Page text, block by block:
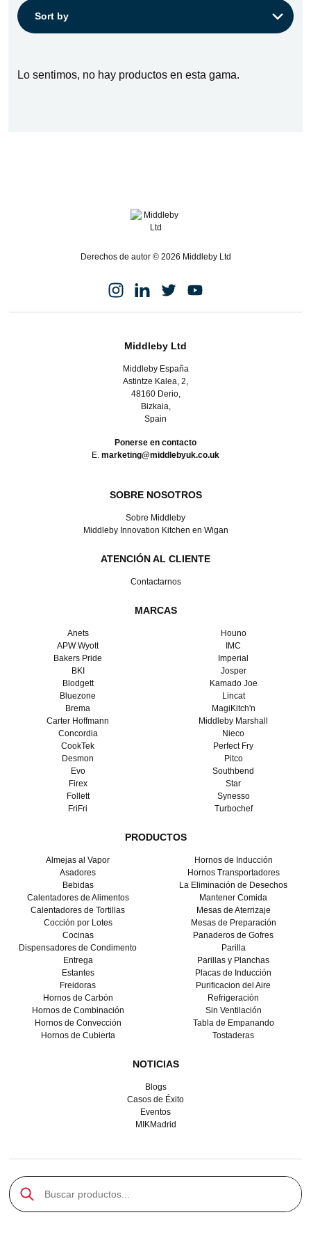
Sort by:
Sort by
Lo sentimos, no hay productos en esta gama.
Derechos de autor © 2026 Middleby Ltd
Middleby Ltd
Middleby España
Astintze Kalea, 2,
48160 Derio,
Bizkaia,
Spain
Ponerse en contacto
E. marketing@middlebyuk.co.uk
SOBRE NOSOTROS
Sobre Middleby
Middleby Innovation Kitchen en Wigan
ATENCIÓN AL CLIENTE
Contactarnos
MARCAS
Anets
APW Wyott
Bakers Pride
BKI
Blodgett
Bluezone
Brema
Carter Hoffmann
Concordia
CookTek
Desmon
Evo
Firex
Follett
FriFri
Houno
IMC
Imperial
Josper
Kamado Joe
Lincat
MagiKitch'n
Middleby Marshall
Nieco
Perfect Fry
Pitco
Southbend
Star
Synesso
Turbochef
PRODUCTOS
Almejas al Vapor
Asadores
Bebidas
Calentadores de Alimentos
Calentadores de Tortillas
Cocción por Lotes
Cocinas
Dispensadores de Condimento
Entrega
Estantes
Freidoras
Hornos de Carbón
Hornos de Combinación
Hornos de Convección
Hornos de Cubierta
Hornos de Inducción
Hornos Transportadores
La Eliminación de Desechos
Mantener Comida
Mesas de Aterrizaje
Mesas de Preparación
Panaderos de Gofres
Parilla
Parillas y Planchas
Placas de Inducción
Purificacion del Aire
Refrigeración
Sin Ventilación
Tabla de Empanando
Tostaderas
NOTICIAS
Blogs
Casos de Éxito
Eventos
MIKMadrid
Buscar productos...